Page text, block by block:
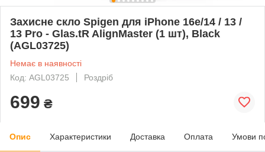
Захисне скло Spigen для iPhone 16e/14 / 13 /
13 Pro - Glas.tR AlignMaster (1 шт), Black
(AGL03725)
Немає в наявності
Код: AGL03725
Роздріб
699 ₴
Опис Характеристики Доставка Оплата Умови